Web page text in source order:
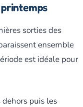
sorties des
ensemble
est idéale pour
dehors puis les